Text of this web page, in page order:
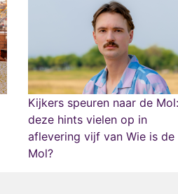
Kijkers speuren naar de Mol:
deze hints vielen op in
aflevering vijf van Wie is de
Mol?